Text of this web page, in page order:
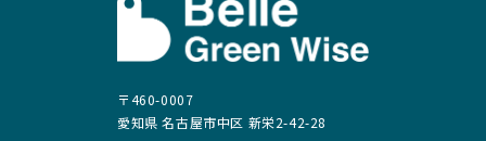
〒460-0007
愛知県 名古屋市中区 新栄2-42-28